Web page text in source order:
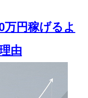
円稼げるよ
由